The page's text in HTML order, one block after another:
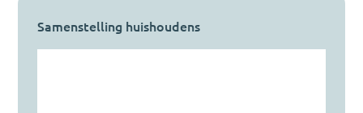
Samenstelling huishoudens